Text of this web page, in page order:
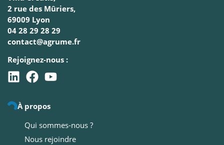
2 rue des Mûriers,
69009 Lyon
04 28 29 28 29
contact@agrume.fr
Rejoignez-nous :
À propos
Qui sommes-nous ?
Nous rejoindre